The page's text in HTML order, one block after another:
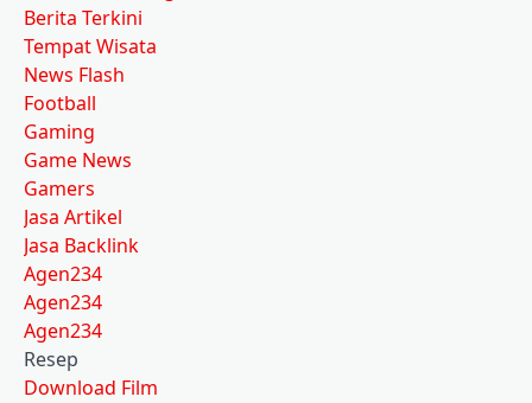
Berita Terkini
Tempat Wisata
News Flash
Football
Gaming
Game News
Gamers
Jasa Artikel
Jasa Backlink
Agen234
Agen234
Agen234
Resep
Download Film